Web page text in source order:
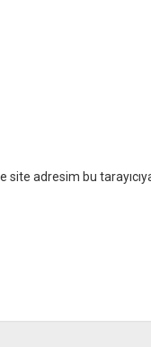
site adresim bu